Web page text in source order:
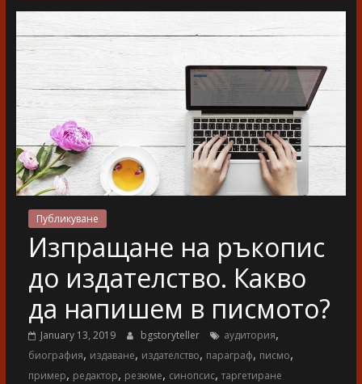
разказ
Публикуване
Изпращане на ръкопис
до издателство. Какво
да напишем в писмото?
January 13, 2019 bgstoryteller аудитория,
биография, издаване, издателство, параграф, писмо,
пример, редактор, резюме, синопсис, таргетиране